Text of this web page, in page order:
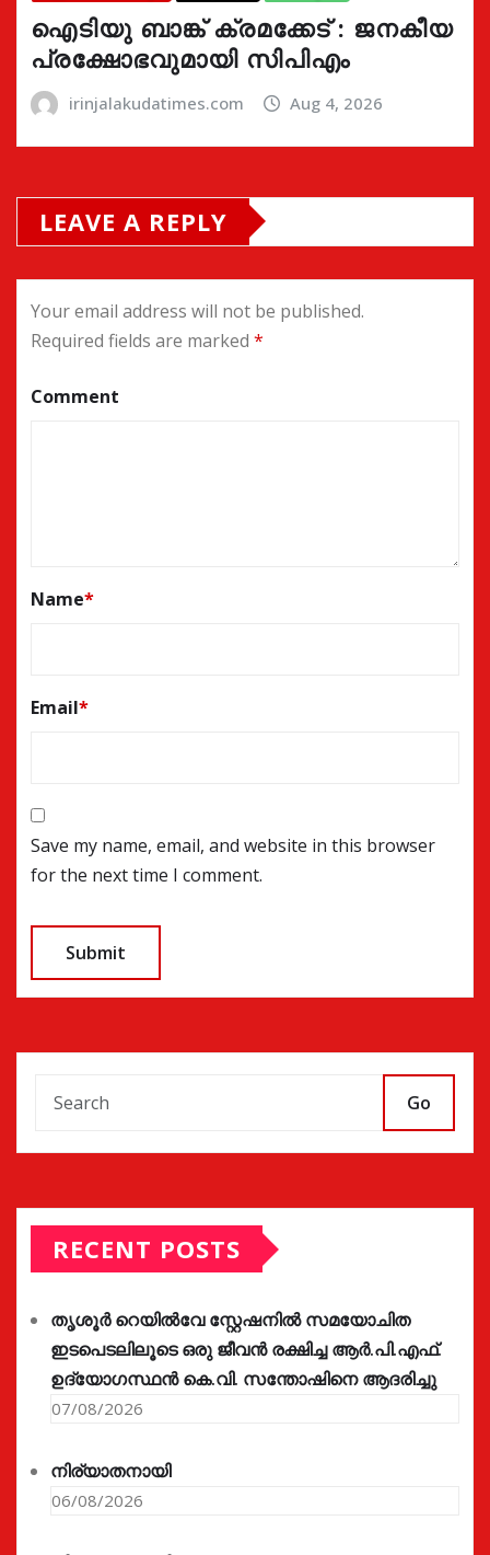
ഐടിയു ബാങ്ക് ക്രമക്കേട് : ജനകീയ
പ്രക്ഷോഭവുമായി സിപിഎം
irinjalakudatimes.com Aug 4, 2026
LEAVE A REPLY
Your email address will not be published.
Required fields are marked *
Comment
Name*
Email*
Save my name, email, and website in this browser
for the next time I comment.
Go
RECENT POSTS
തൃശൂർ റെയിൽവേ സ്റ്റേഷനിൽ സമയോചിത
ഇടപെടലിലൂടെ ഒരു ജീവൻ രക്ഷിച്ച ആർ.പി.എഫ്.
ഉദ്യോഗസ്ഥൻ കെ.വി. സന്തോഷിനെ ആദരിച്ചു
07/08/2026
നിര്യാതനായി
06/08/2026